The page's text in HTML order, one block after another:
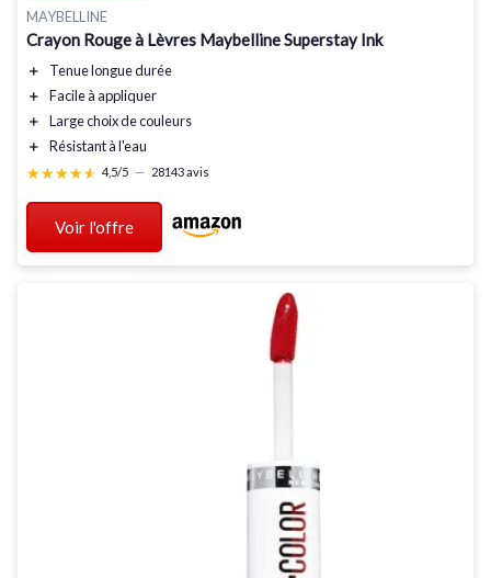
MAYBELLINE
Crayon Rouge à Lèvres Maybelline Superstay Ink
＋
Tenue longue durée
＋
Facile à appliquer
＋
Large choix de couleurs
＋
Résistant à l'eau
★★★★★
★★★★★ 4,5/5 — 28143 avis
Voir l'offre